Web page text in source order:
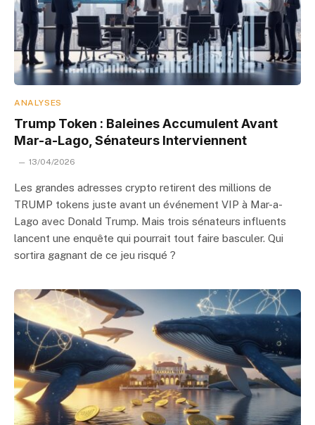
ANALYSES
Trump Token : Baleines Accumulent Avant
Mar-a-Lago, Sénateurs Interviennent
13/04/2026
Les grandes adresses crypto retirent des millions de
TRUMP tokens juste avant un événement VIP à Mar-a-
Lago avec Donald Trump. Mais trois sénateurs influents
lancent une enquête qui pourrait tout faire basculer. Qui
sortira gagnant de ce jeu risqué ?